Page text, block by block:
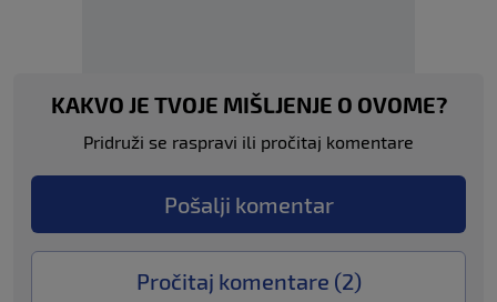
KAKVO JE TVOJE MIŠLJENJE O OVOME?
Pridruži se raspravi ili pročitaj komentare
Pošalji komentar
Pročitaj komentare (2)